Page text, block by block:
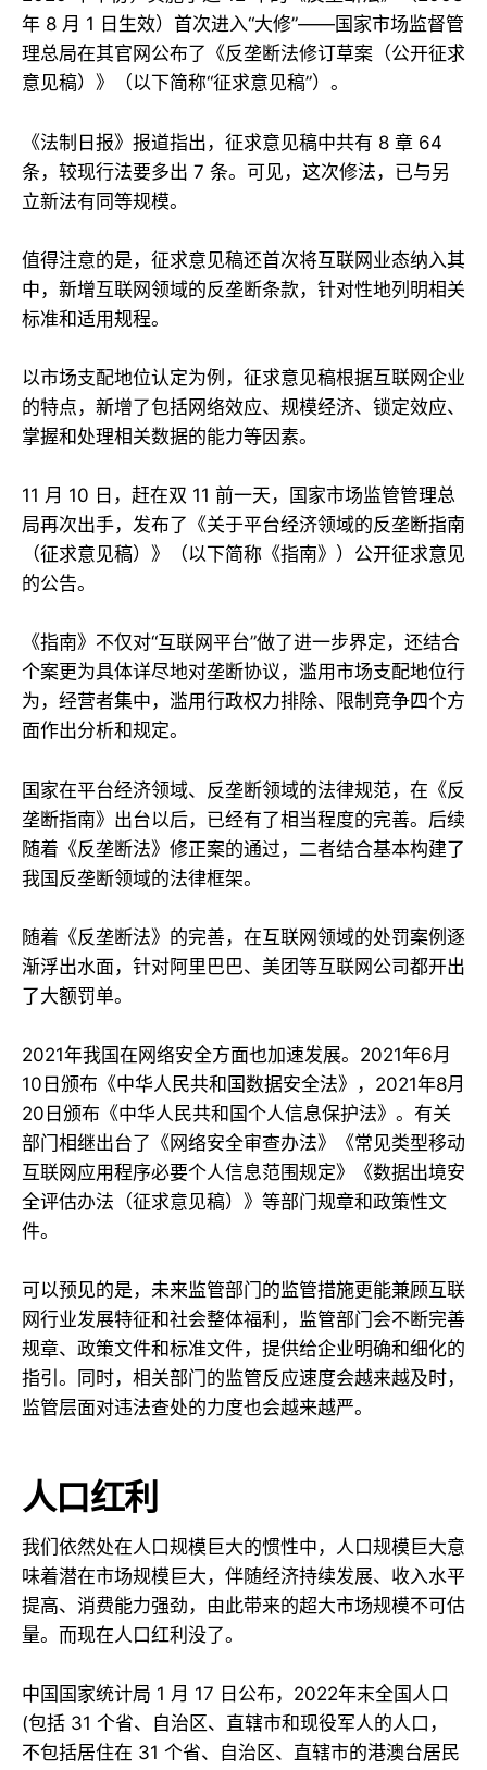
年 8 月 1 日生效）首次进入“大修”——国家市场监督管
理总局在其官网公布了《反垄断法修订草案（公开征求
意见稿）》（以下简称“征求意见稿”）。
《法制日报》报道指出，征求意见稿中共有 8 章 64
条，较现行法要多出 7 条。可见，这次修法，已与另
立新法有同等规模。
值得注意的是，征求意见稿还首次将互联网业态纳入其
中，新增互联网领域的反垄断条款，针对性地列明相关
标准和适用规程。
以市场支配地位认定为例，征求意见稿根据互联网企业
的特点，新增了包括网络效应、规模经济、锁定效应、
掌握和处理相关数据的能力等因素。
11 月 10 日，赶在双 11 前一天，国家市场监管管理总
局再次出手，发布了《关于平台经济领域的反垄断指南
（征求意见稿）》（以下简称《指南》）公开征求意见
的公告。
《指南》不仅对“互联网平台”做了进一步界定，还结合
个案更为具体详尽地对垄断协议，滥用市场支配地位行
为，经营者集中，滥用行政权力排除、限制竞争四个方
面作出分析和规定。
国家在平台经济领域、反垄断领域的法律规范，在《反
垄断指南》出台以后，已经有了相当程度的完善。后续
随着《反垄断法》修正案的通过，二者结合基本构建了
我国反垄断领域的法律框架。
随着《反垄断法》的完善，在互联网领域的处罚案例逐
渐浮出水面，针对阿里巴巴、美团等互联网公司都开出
了大额罚单。
2021年我国在网络安全方面也加速发展。2021年6月
10日颁布《中华人民共和国数据安全法》，2021年8月
20日颁布《中华人民共和国个人信息保护法》。有关
部门相继出台了《网络安全审查办法》《常见类型移动
互联网应用程序必要个人信息范围规定》《数据出境安
全评估办法（征求意见稿）》等部门规章和政策性文
件。
可以预见的是，未来监管部门的监管措施更能兼顾互联
网行业发展特征和社会整体福利，监管部门会不断完善
规章、政策文件和标准文件，提供给企业明确和细化的
指引。同时，相关部门的监管反应速度会越来越及时，
监管层面对违法查处的力度也会越来越严。
人口红利
我们依然处在人口规模巨大的惯性中，人口规模巨大意
味着潜在市场规模巨大，伴随经济持续发展、收入水平
提高、消费能力强劲，由此带来的超大市场规模不可估
量。而现在人口红利没了。
中国国家统计局 1 月 17 日公布，2022年末全国人口
(包括 31 个省、自治区、直辖市和现役军人的人口，
不包括居住在 31 个省、自治区、直辖市的港澳台居民